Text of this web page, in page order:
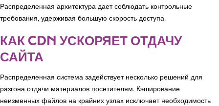
Распределенная архитектура дает соблюдать контрольные
требования, удерживая большую скорость доступа.
КАК CDN УСКОРЯЕТ ОТДАЧУ
САЙТА
Распределенная система задействует несколько решений для
разгона отдачи материалов посетителям. Кэширование
неизменных файлов на крайних узлах исключает необходимость